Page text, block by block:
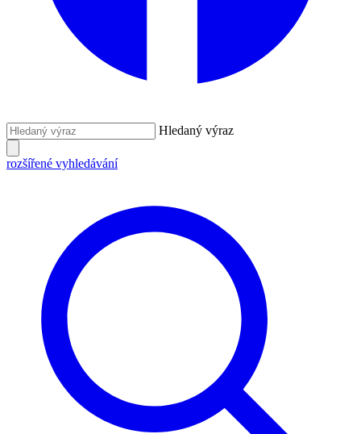
Hledaný výraz
rozšířené vyhledávání